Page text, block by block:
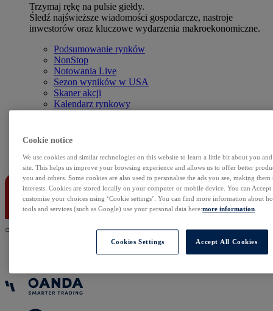
Trzymaj rękę na pulsie giełdy.
Śledź najświeższe wiadomości gospodarcze, nastroje
inwestorów oraz kluczowe wydarzenia makroekonomiczne.
Podsumowanie rynków
NonStop
Notowania Live
Sezon wyników w USA
Skaner akcji
Kalendarz rynkowy
Rolowania
Kontakt
Cookie notice
We use cookies and similar technologies on this website to learn a little bit about you
site. This helps us improve your browsing experience and allows us to offer better
you and others. Some cookies are also used to personalise the ads you see, making
interests. Cookies are stored locally on your computer or mobile device. You can
customise your choices using ‘Cookie settings’. You can find more information about
tools and services (such as Google) use your personal data here:more information.
Cookies Settings Accept All Cookies